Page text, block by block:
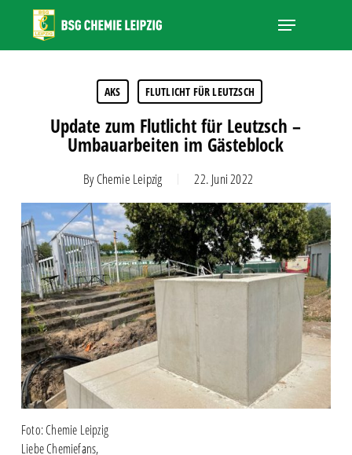
main
Menu
AKS FLUTLICHT FÜR LEUTZSCH
Update zum Flutlicht für Leutzsch –
Umbauarbeiten im Gästeblock
By Chemie Leipzig 22. Juni 2022
Foto: Chemie Leipzig
Liebe Chemiefans,
Close